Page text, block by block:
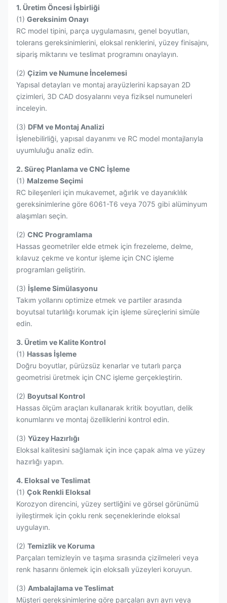
1. Üretim Öncesi İşbirliği
(1) Gereksinim Onayı
RC model tipini, parça uygulamasını, genel boyutları,
tolerans gereksinimlerini, eloksal renklerini, yüzey finisajını,
sipariş miktarını ve teslimat programını onaylayın.
(2) Çizim ve Numune İncelemesi
Yapısal detayları ve montaj arayüzlerini kapsayan 2D
çizimleri, 3D CAD dosyalarını veya fiziksel numuneleri
inceleyin.
(3) DFM ve Montaj Analizi
İşlenebilirliği, yapısal dayanımı ve RC model montajlarıyla
uyumluluğu analiz edin.
2. Süreç Planlama ve CNC İşleme
(1) Malzeme Seçimi
RC bileşenleri için mukavemet, ağırlık ve dayanıklılık
gereksinimlerine göre 6061-T6 veya 7075 gibi alüminyum
alaşımları seçin.
(2) CNC Programlama
Hassas geometriler elde etmek için frezeleme, delme,
kılavuz çekme ve kontur işleme için CNC işleme
programları geliştirin.
(3) İşleme Simülasyonu
Takım yollarını optimize etmek ve partiler arasında
boyutsal tutarlılığı korumak için işleme süreçlerini simüle
edin.
3. Üretim ve Kalite Kontrol
(1) Hassas İşleme
Doğru boyutlar, pürüzsüz kenarlar ve tutarlı parça
geometrisi üretmek için CNC işleme gerçekleştirin.
(2) Boyutsal Kontrol
Hassas ölçüm araçları kullanarak kritik boyutları, delik
konumlarını ve montaj özelliklerini kontrol edin.
(3) Yüzey Hazırlığı
Eloksal kalitesini sağlamak için ince çapak alma ve yüzey
hazırlığı yapın.
4. Eloksal ve Teslimat
(1) Çok Renkli Eloksal
Korozyon direncini, yüzey sertliğini ve görsel görünümü
iyileştirmek için çoklu renk seçeneklerinde eloksal
uygulayın.
(2) Temizlik ve Koruma
Parçaları temizleyin ve taşıma sırasında çizilmeleri veya
renk hasarını önlemek için eloksallı yüzeyleri koruyun.
(3) Ambalajlama ve Teslimat
Müşteri gereksinimlerine göre parçaları ayrı ayrı veya